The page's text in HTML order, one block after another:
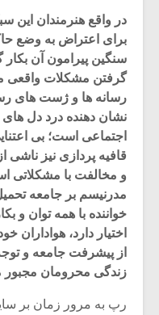
در واقع هنرمندان این
برای اعتراض به وضع
سنگین پیرامون آن بکار
‌گرفتن مشکلات واقعی
رسانه ‌ها و ژست ‌های
نشان ‌دهنده درد دل
اجتماعی است؛ بی
قافیه ‌پردازی نیز
و مخالفت با مشکلاتی
مدرنیسم بر جامعه
خواننده با همه توان و
اختیار دارد،
از پیشرفت جامعه و
زندگی محرومان مجبور
رپ به مرور زمان بر